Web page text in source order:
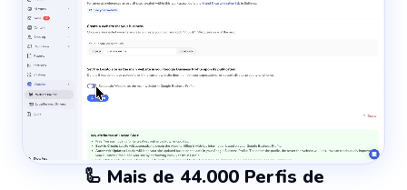
🦾 Mais de 44.000 Perfis de